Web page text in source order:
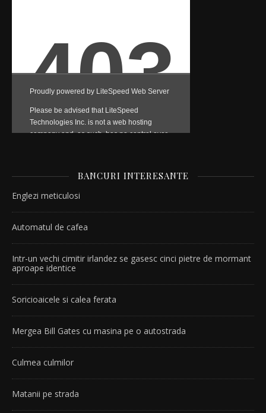
BANCURI INTERESANTE
Englezi meticulosi
Automatul de cafea
Intr-un vechi cimitir irlandez se gasesc cinci pietre de mormant
aproape identice
Soricioaicele si calea ferata
Mergea Bill Gates cu masina pe o autostrada
Culmea culmilor
Matanii pe strada